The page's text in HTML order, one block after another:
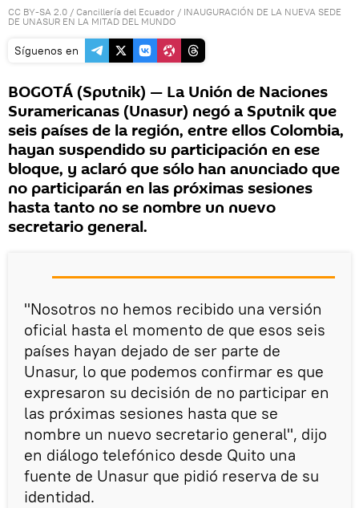
CC BY-SA 2.0 / Cancillería del Ecuador / INAUGURACIÓN DE LA NUEVA SEDE
DE UNASUR EN LA MITAD DEL MUNDO
Síguenos en
BOGOTÁ (Sputnik) — La Unión de Naciones
Suramericanas (Unasur) negó a Sputnik que
seis países de la región, entre ellos Colombia,
hayan suspendido su participación en ese
bloque, y aclaró que sólo han anunciado que
no participarán en las próximas sesiones
hasta tanto no se nombre un nuevo
secretario general.
"Nosotros no hemos recibido una versión
oficial hasta el momento de que esos seis
países hayan dejado de ser parte de
Unasur, lo que podemos confirmar es que
expresaron su decisión de no participar en
las próximas sesiones hasta que se
nombre un nuevo secretario general", dijo
en diálogo telefónico desde Quito una
fuente de Unasur que pidió reserva de su
identidad.